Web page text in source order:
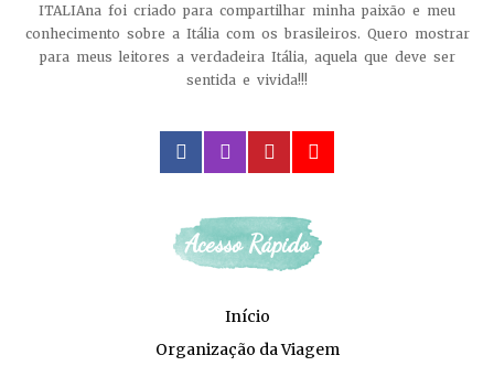
ITALIAna foi criado para compartilhar minha paixão e meu
conhecimento sobre a Itália com os brasileiros. Quero mostrar
para meus leitores a verdadeira Itália, aquela que deve ser
sentida e vivida!!!
Acesso Rápido
Início
Organização da Viagem